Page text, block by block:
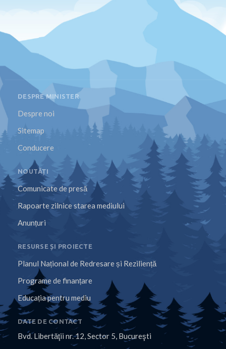
DESPRE MINISTER
Despre noi
Sitemap
Conducere
NOUTĂȚI
Comunicate de presă
Rapoarte zilnice starea mediului
Anunțuri
RESURSE ȘI PROIECTE
Planul Național de Redresare și Reziliență
Programe de finanțare
Educația pentru mediu
DATE DE CONTACT
Bvd. Libertăţii nr. 12, Sector 5, Bucureşti